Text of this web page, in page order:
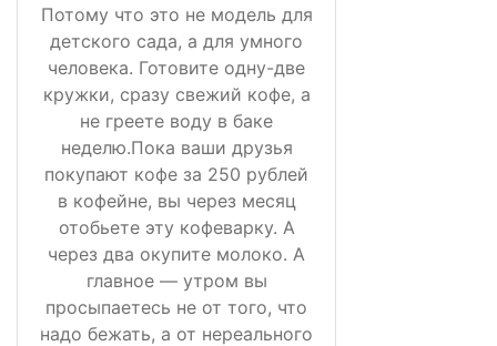
Потому что это не модель для
детского сада, а для умного
человека. Готовите одну-две
кружки, сразу свежий кофе, а
не греете воду в баке
неделю.Пока ваши друзья
покупают кофе за 250 рублей
в кофейне, вы через месяц
отобьете эту кофеварку. А
через два окупите молоко. А
главное — утром вы
просыпаетесь не от того, что
надо бежать, а от нереального